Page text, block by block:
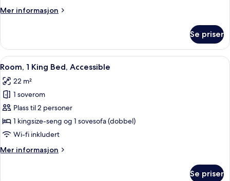
med
Mer informasjon
Mer
1
kingsize-
seng
sovesofa
Se priser
Åpne
alle
bildene
av
Room,
1
King
Accessible
Sengetøy av topp kvalitet, safe på
4
Room, 1 King Bed, Accessible
22 m²
1 soverom
Plass til 2 personer
1 kingsize-seng og 1 sovesofa (dobbel)
Wi-fi inkludert
Mer informasjon
Mer
Se priser